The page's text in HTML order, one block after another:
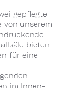
gepflegte
von unserem
bieten
für eine
im Innen-